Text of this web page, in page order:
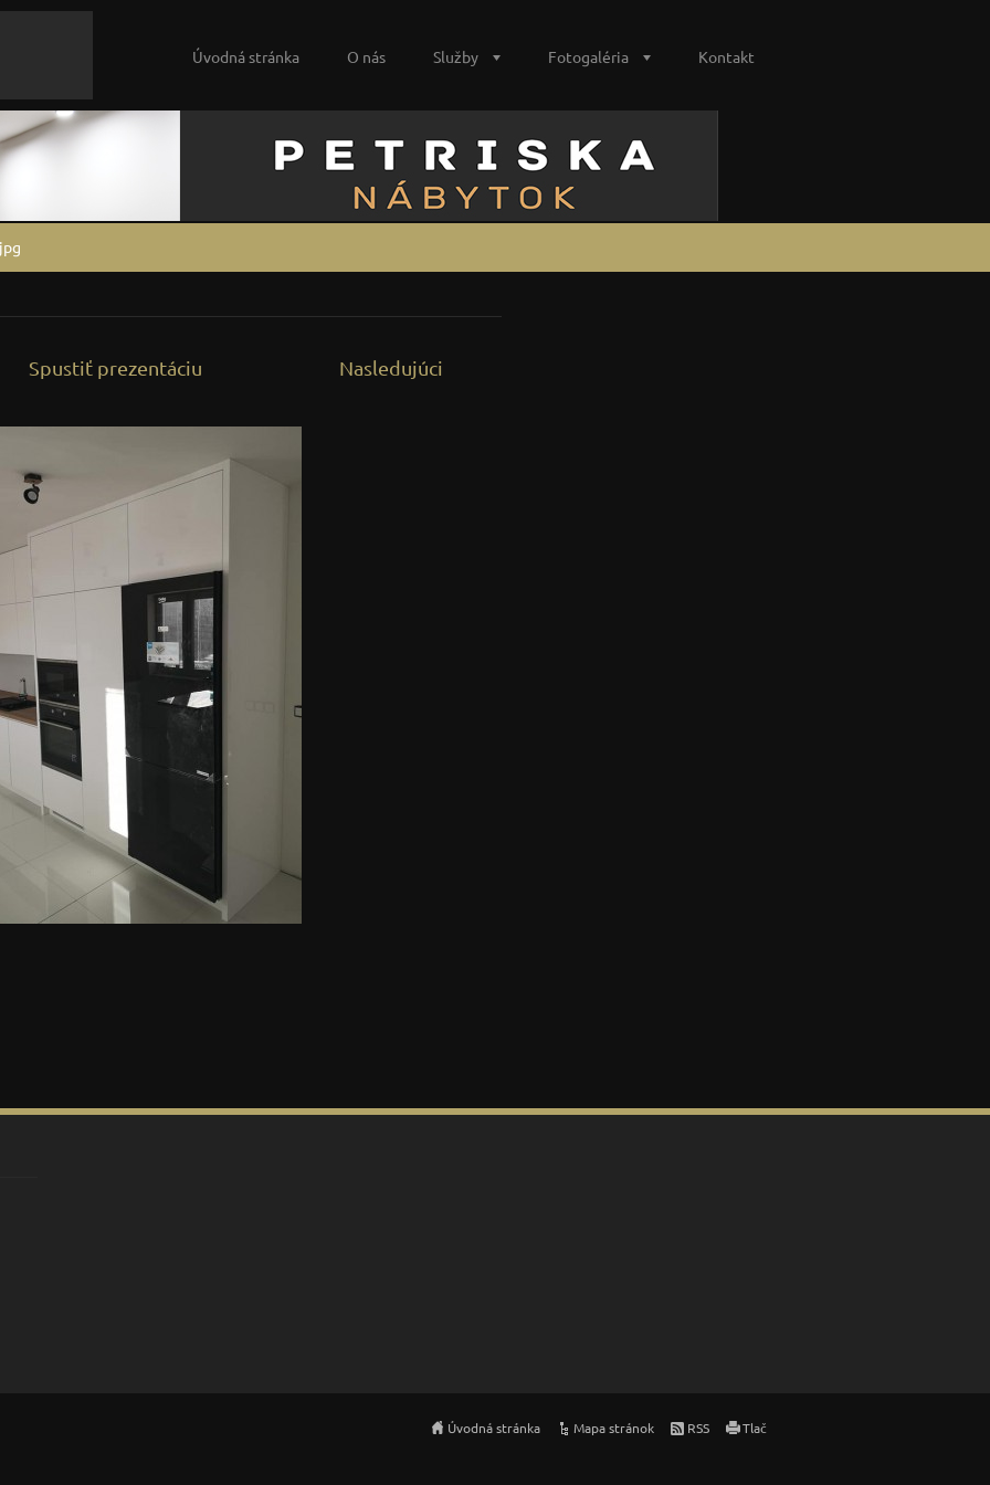
Úvodná stránka O nás Služby Fotogaléria Kontakt
Spustiť prezentáciu Nasledujúci
Úvodná stránka Mapa stránok RSS Tlač